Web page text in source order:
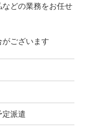
どの業務をお任せ
ございます
派遣